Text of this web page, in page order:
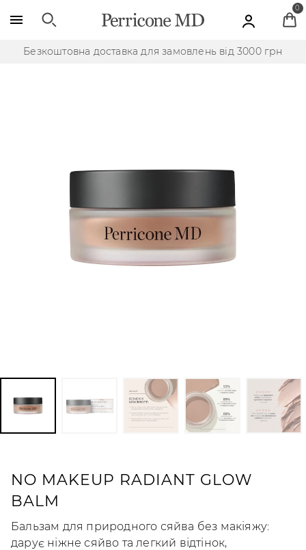
0
Безкоштовна доставка для замовлень від 3000 грн
NO MAKEUP RADIANT GLOW
BALM
Бальзам для природного сяйва без макіяжу:
дарує ніжне сяйво та легкий відтінок,